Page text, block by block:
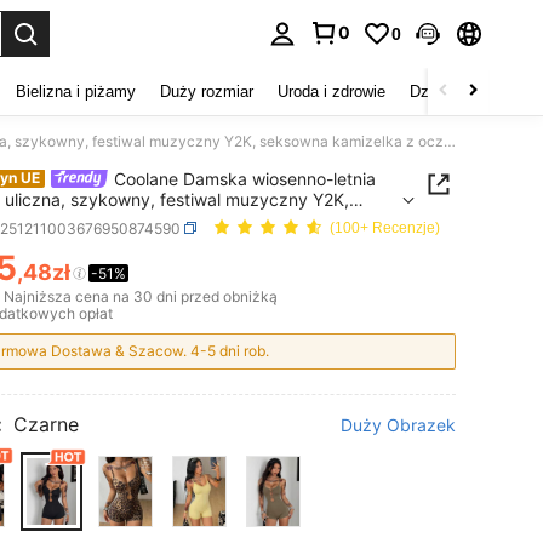
0 0
Bielizna i piżamy Duży rozmiar Uroda i zdrowie Dzieci
Coolane Damska wiosenno-letnia odzież uliczna, szykowny, festiwal muzyczny Y2K, seksowna kamizelka z oczkami i wycięciami, rozciągliwy krótki kombinezon
UE
Coolane Damska wiosenno-letnia
szykowny, festiwal muzyczny Y2K,
kamizelka z oczkami i wycięciami, rozciągliwy(100+ Recenzje)
AND AVAILABILITY
,48zł
-51%
Najniższa cena na 30 dni przed obniżką
opłat
Dostawa & Szacow. 4-5 dni rob.
Czarne Duży Obrazek